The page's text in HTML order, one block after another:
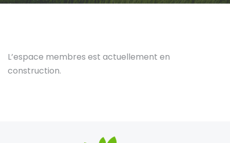
L’espace membres est actuellement en
construction.